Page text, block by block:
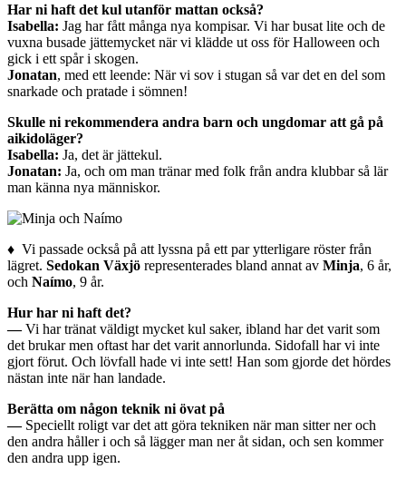
Har ni haft det kul utanför mattan också?
Isabella: Jag har fått många nya kompisar. Vi har busat lite och de
vuxna busade jättemycket när vi klädde ut oss för Halloween och
gick i ett spår i skogen.
Jonatan, med ett leende: När vi sov i stugan så var det en del som
snarkade och pratade i sömnen!
Skulle ni rekommendera andra barn och ungdomar att gå på
aikidoläger?
Isabella: Ja, det är jättekul.
Jonatan: Ja, och om man tränar med folk från andra klubbar så lär
man känna nya människor.
♦ Vi passade också på att lyssna på ett par ytterligare röster från
lägret. Sedokan Växjö representerades bland annat av Minja, 6 år,
och Naímo, 9 år.
Hur har ni haft det?
—Vi har tränat väldigt mycket kul saker, ibland har det varit som
det brukar men oftast har det varit annorlunda. Sidofall har vi inte
gjort förut. Och lövfall hade vi inte sett! Han som gjorde det hördes
nästan inte när han landade.
Berätta om någon teknik ni övat på
—Speciellt roligt var det att göra tekniken när man sitter ner och
den andra håller i och så lägger man ner åt sidan, och sen kommer
den andra upp igen.